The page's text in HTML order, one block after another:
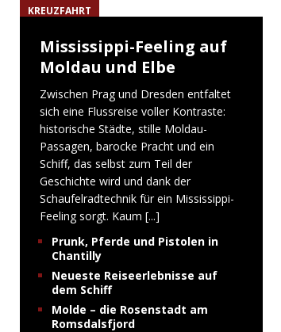
KREUZFAHRT
Mississippi-Feeling auf
Moldau und Elbe
Zwischen Prag und Dresden entfaltet
sich eine Flussreise voller Kontraste:
historische Städte, stille Moldau-
Passagen, barocke Pracht und ein
Schiff, das selbst zum Teil der
Geschichte wird und dank der
Schaufelradtechnik für ein Mississippi-
Feeling sorgt. Kaum [...]
Prunk, Pferde und Pistolen in
Chantilly
Neueste Reiseerlebnisse auf
dem Schiff
Molde – die Rosenstadt am
Romsdalsfjord